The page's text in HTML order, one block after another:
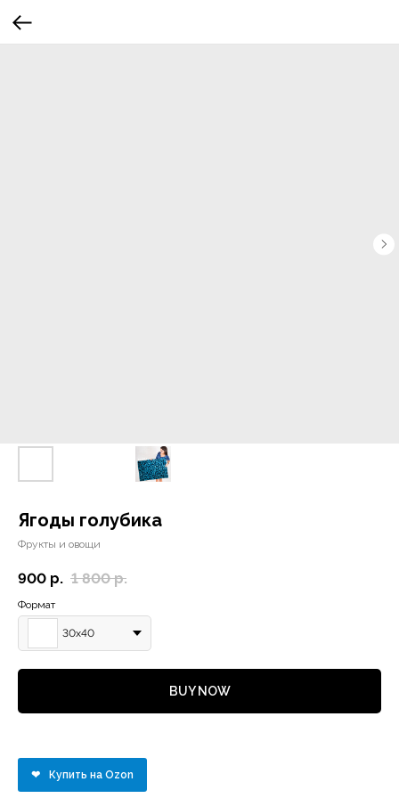
Ягоды голубика
Фрукты и овощи
900 р. 1 800 р.
Формат
30х40
BUY NOW
Купить на Ozon